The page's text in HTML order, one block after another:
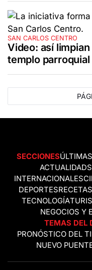
SAN CARLOS CENTRO
Video: así
templo
SECCIONES
ACTUALIDAD
INTERNACIONALES
DEPORTESRECETAS
TECNOLOGÍA
NEGOCIOS Y
TEMAS DEL
PRONÓSTICO DEL
NUEVO